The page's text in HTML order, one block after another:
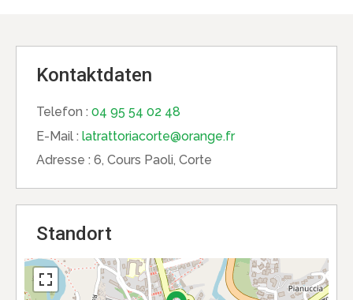
Kontaktdaten
Telefon : 04 95 54 02 48
E-Mail : latrattoriacorte@orange.fr
Adresse : 6, Cours Paoli, Corte
Standort